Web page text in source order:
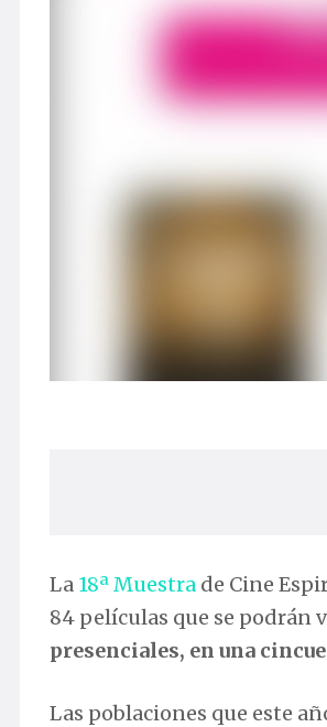
La 18ª Muestra de Cine
84 películas que se podrán
presenciales, en una
Las poblaciones que este